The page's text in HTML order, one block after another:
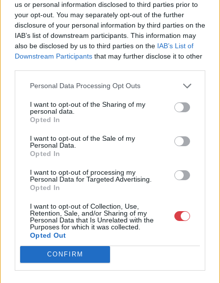
us or personal information disclosed to third parties prior to
your opt-out. You may separately opt-out of the further
disclosure of your personal information by third parties on the
IAB’s list of downstream participants. This information may
also be disclosed by us to third parties on the IAB’s List of
Downstream Participants that may further disclose it to other
Personal Data Processing Opt Outs
I want to opt-out of the Sharing of my
personal data.
Opted In
I want to opt-out of the Sale of my
Personal Data.
Opted In
I want to opt-out of processing my
Personal Data for Targeted Advertising.
Opted In
I want to opt-out of Collection, Use,
Retention, Sale, and/or Sharing of my
Personal Data that Is Unrelated with the
Purposes for which it was collected.
Opted Out
CONFIRM
Nagyházi Galéria és Aukciósház
Kft.
1055 Budapest, Balaton utca 8.
Telefon: +361 475 6000 +361
4756005
http://www.nagyhazi.hu
Bemutatkozás: Magas színvonalú festmények és műtárgyak,
néprajzi tárgyak értékesítése és aukcionálása. Hagyatékok és
gyűjtemények árverezése. Ingyenes értékbecslés. Árveréseinkre
GALÉRIA TOVÁBBI MŰTÁRGYAI
KAPCSOLÓDÓ MŰTÁRGYAK